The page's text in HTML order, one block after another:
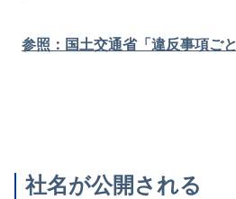
参照：国土交通省「違反事項ご
社名が公開される